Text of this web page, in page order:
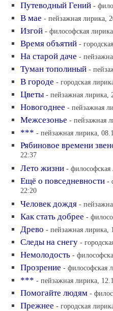
Путеводный Гений -
В мае - пейзажная лирика,
Изгой - философская
Время объятий -
На старой даче -
Туман тополиный -
В городе - городская
Цветы - пейзажная лирика,
Новогоднее - пейзажная
Межсезонье - пейзажная
*** - пейзажная лирика,
Рябиновое времени
22:37
Лето жизни - философская
Ещё о повседневности -
22:20
Человек дождя -
Как стать добрее -
Древо - пейзажная лирика,
Следы на снегу -
Немолодость -
Прозрение - философская
*** - пейзажная лирика,
Помогайте людям -
Прежнее - городская